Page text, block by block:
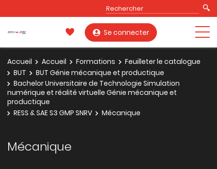
Se connecter
Accueil Accueil Formations
Feuilleter le catalogue
BUT
BUT Génie mécanique et productique
Bachelor Universitaire de Technologie Simulation
numérique et réalité virtuelle Génie mécanique et
productique
RESS & SAE S3 GMP SNRV
Mécanique
Mécanique